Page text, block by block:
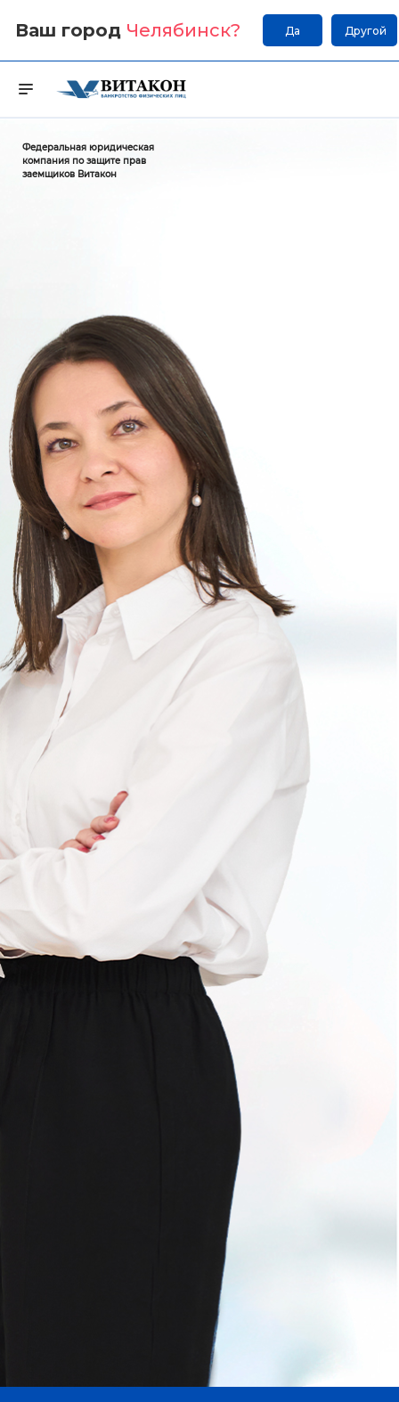
Ваш город Челябинск? Да Другой
Федеральная юридическая
компания по защите прав
заемщиков Витакон